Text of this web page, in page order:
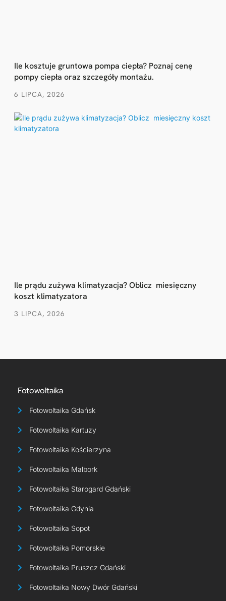
Ile kosztuje gruntowa pompa ciepła? Poznaj cenę
pompy ciepła oraz szczegóły montażu.
6 LIPCA, 2026
Ile prądu zużywa klimatyzacja? Oblicz miesięczny
koszt klimatyzatora
3 LIPCA, 2026
Fotowoltaika
Fotowoltaika Gdańsk
Fotowoltaika Kartuzy
Fotowoltaika Kościerzyna
Fotowoltaika Malbork
Fotowoltaika Starogard Gdański
Fotowoltaika Gdynia
Fotowoltaika Sopot
Fotowoltaika Pomorskie
Fotowoltaika Pruszcz Gdański
Fotowoltaika Nowy Dwór Gdański